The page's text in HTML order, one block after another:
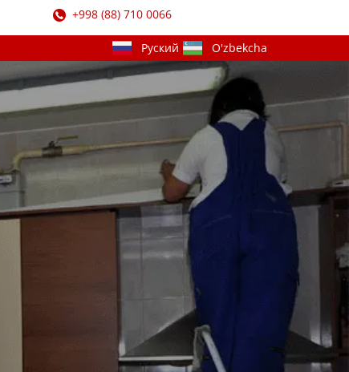
​+998 (88) 710 0066